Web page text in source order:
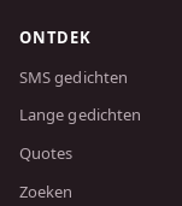
ONTDEK
SMS gedichten
Lange gedichten
Quotes
Zoeken